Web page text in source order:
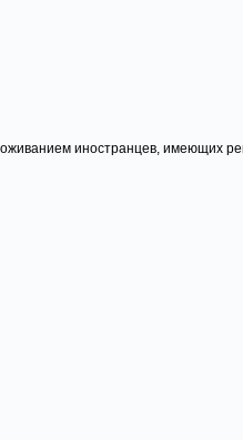
иностранцев, имеющих